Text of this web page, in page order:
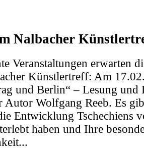
Nalbacher
Veranstaltungen erwarten
Künstlertreff: Am
und Berlin“ – Lesung
Autor Wolfgang Reeb. Es
Entwicklung Tschechiens
haben und Ihre